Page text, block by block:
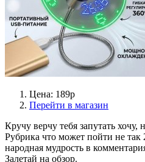
Цена: 189р
Перейти в магазин
Кручу верчу тебя запутать
Рубрика что может пойти не так
народная мудрость в
Залетай на обзор.